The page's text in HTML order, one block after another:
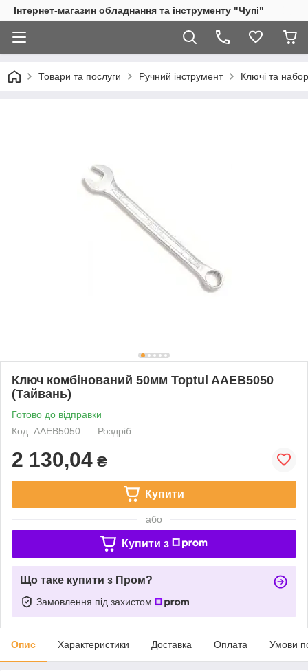
Інтернет-магазин обладнання та інструменту "Чупі"
Товари та послуги Ручний інструмент Ключі та
Ключ комбінований 50мм Toptul AAEB5050
(Тайвань)
Готово до відправки
Код: AAEB5050
Роздріб
2 130,04 ₴
Купити
або
Купити з
Що таке купити з Пром?
Замовлення під захистом
Опис Характеристики Доставка Оплата Умови